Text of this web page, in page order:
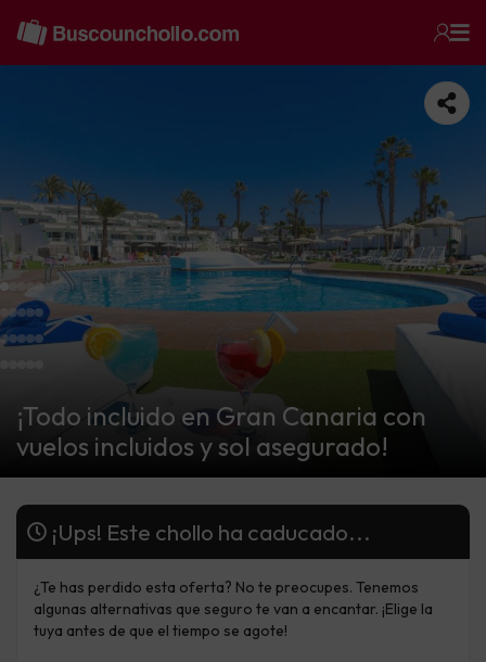
¡Todo incluido en Gran Canaria con
vuelos incluidos y sol asegurado!
¡Ups! Este chollo ha caducado...
¿Te has perdido esta oferta? No te preocupes. Tenemos
algunas alternativas que seguro te van a encantar. ¡Elige la
tuya antes de que el tiempo se agote!